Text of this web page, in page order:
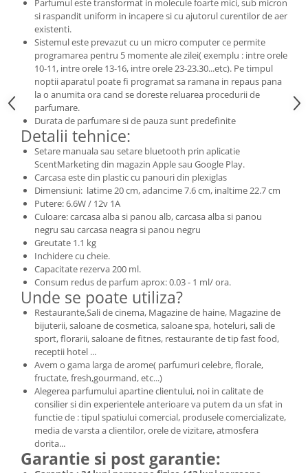
Parfumul este transformat in molecule foarte mici, sub micron
si raspandit uniform in incapere si cu ajutorul curentilor de aer
existenti.
Sistemul este prevazut cu un micro computer ce permite
programarea pentru 5 momente ale zilei( exemplu : intre orele
10-11, intre orele 13-16, intre orele 23-23.30...etc). Pe timpul
noptii aparatul poate fi programat sa ramana in repaus pana
la o anumita ora cand se doreste reluarea procedurii de
parfumare.
Durata de parfumare si de pauza sunt predefinite
Detalii tehnice:
Setare manuala sau setare bluetooth prin aplicatie
ScentMarketing din magazin Apple sau Google Play.
Carcasa este din plastic cu panouri din plexiglas
Dimensiuni: latime 20 cm, adancime 7.6 cm, inaltime 22.7 cm
Putere: 6.6W / 12v 1A
Culoare: carcasa alba si panou alb, carcasa alba si panou
negru sau carcasa neagra si panou negru
Greutate 1.1 kg
Inchidere cu cheie.
Capacitate rezerva 200 ml.
Consum redus de parfum aprox: 0.03 - 1 ml/ ora.
Unde se poate utiliza?
Restaurante,Sali de cinema, Magazine de haine, Magazine de
bijuterii, saloane de cosmetica, saloane spa, hoteluri, sali de
sport, florarii, saloane de fitnes, restaurante de tip fast food,
receptii hotel ...
Avem o gama larga de arome( parfumuri celebre, florale,
fructate, fresh,gourmand, etc...)
Alegerea parfumului apartine clientului, noi in calitate de
consilier si din experientele anterioare va putem da un sfat in
functie de : tipul spatiului comercial, produsele comercializate,
media de varsta a clientilor, orele de vizitare, atmosfera
dorita...
Garantie si post garantie: